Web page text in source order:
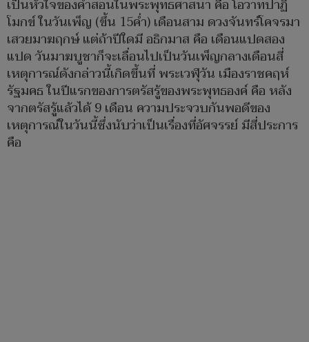
เป็นหัวใจของคำสอนในพระพุทธศาสนา คือ โอวาทปาฏิ
โมกข์ ในวันเพ็ญ (ขึ้น 15ค่ำ) เดือนสาม ดวงจันทร์โคจรมา
เสวยมาฆฤกษ์ แต่ถ้าปีใดมี อธิกมาส คือ เดือนแปดสอง
แปด วันมาฆบูชาก็จะเลื่อนไปเป็นวันเพ็ญกลางเดือนสี่
เหตุการณ์ดังกล่าวนี้เกิดขึ้นที่ พระเวฬุวัน เมืองราชคฤห์
รัฐมคธ ในปีแรกของการตรัสรู้ของพระพุทธองค์ คือ หลัง
จากตรัสรู้แล้วได้ 9 เดือน ความประจวบกันพอดีของ
เหตุการณ์ในวันนี้ซึ่งนับว่าเป็นเรื่องที่อัศจรรย์ มีสี่ประการ
คือ